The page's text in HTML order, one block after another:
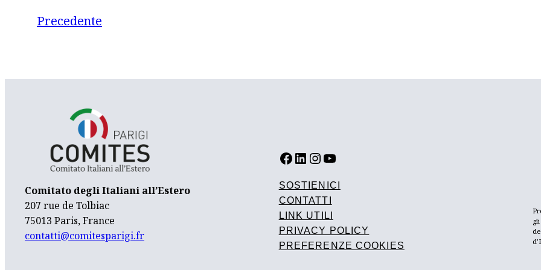
Precedente
Comitato degli Italiani all’Estero
207 rue de Tolbiac
75013 Paris, France
contatti@comitesparigi.fr
FACEBOOK LINKEDIN INSTAGRAM YOUTUBE
SOSTIENICI
CONTATTI
LINK UTILI
PRIVACY POLICY
PREFERENZE COOKIES